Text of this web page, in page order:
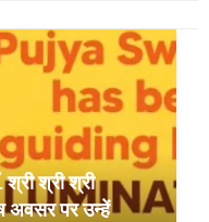
श्री श्री
अवसर पर उन्हें